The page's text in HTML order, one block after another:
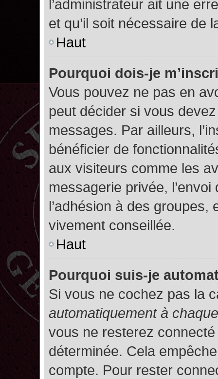
l’administrateur ait une
et qu’il soit nécessaire de
Haut
Pourquoi dois-je
Vous pouvez ne pas en
peut décider si vous
messages. Par ailleurs,
bénéficier de
aux visiteurs comme les
messagerie privée,
l’adhésion à des groupes,
vivement conseillée.
Haut
Pourquoi suis-je
Si vous ne cochez pas la
automatiquement à
vous ne resterez
déterminée. Cela
compte. Pour rester